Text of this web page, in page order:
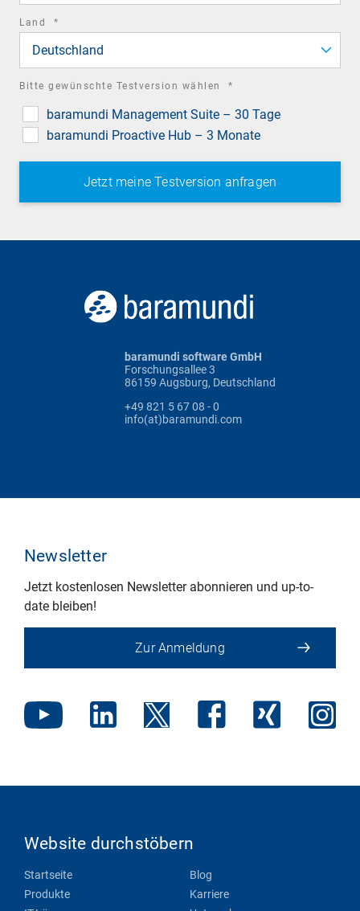
Land *
Deutschland
Bitte gewünschte Testversion wählen *
baramundi Management Suite – 30 Tage
baramundi Proactive Hub – 3 Monate
baramundi software GmbH
Forschungsallee 3
86159 Augsburg, Deutschland
+49 821 5 67 08 - 0
info(at)baramundi.com
Newsletter
Jetzt kostenlosen Newsletter abonnieren und up-to-
date bleiben!
Zur Anmeldung
Website durchstöbern
Startseite
Produkte
Blog
Karriere